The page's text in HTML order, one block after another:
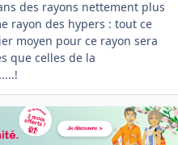
des rayons nettement plus
rayon des hypers : tout ce
moyen pour ce rayon sera
que celles de la